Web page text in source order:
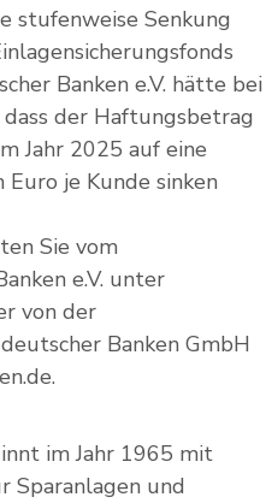
stufenweise Senkung
Banken e.V. hätte bei
der Haftungsbetrag
Jahr 2025 auf eine
je Kunde sinken
Sie vom
e.V. unter
von der
Banken GmbH
im Jahr 1965 mit
Sparanlagen und